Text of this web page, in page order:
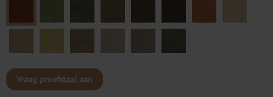
Vraag proefstaal aan